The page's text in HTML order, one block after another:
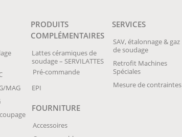
MAG
PRODUITS
COMPLÉMENTAIRES
Lattes céramiques de
soudage – SERVILATTES
Pré-commande
EPI
FOURNITURE
Accessoires
SERVICES
SAV, étalonnage & gaz
de soudage
Retrofit Machines
Spéciales
Mesure de contraintes